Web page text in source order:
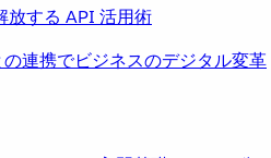
放する API 活用術
連携でビジネスのデジタル変革